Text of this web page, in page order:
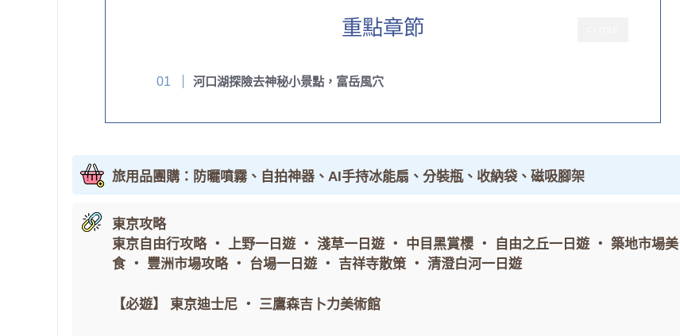
重點章節
河口湖探險去神秘小景點，富岳風穴
旅用品團購：防曬噴霧、自拍神器、AI手持冰能扇、分裝瓶、收納袋、磁吸腳架
東京攻略
東京自由行攻略・ 上野一日遊・ 淺草一日遊・ 中目黑賞櫻 ・ 自由之丘一日遊・ 築地市場美
食・ 豐洲市場攻略・ 台場一日遊・ 吉祥寺散策・ 清澄白河一日遊
【必遊】 東京迪士尼 ・ 三鷹森吉卜力美術館